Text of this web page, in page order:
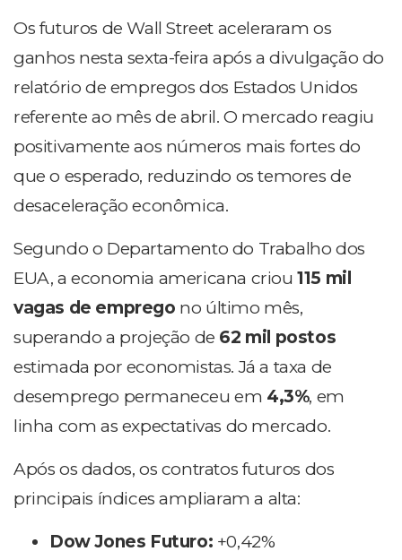
Os futuros de Wall Street aceleraram os
ganhos nesta sexta-feira após a divulgação do
relatório de empregos dos Estados Unidos
referente ao mês de abril. O mercado reagiu
positivamente aos números mais fortes do
que o esperado, reduzindo os temores de
desaceleração econômica.
Segundo o Departamento do Trabalho dos
EUA, a economia americana criou115 mil
vagas de emprego no último mês,
superando a projeção de 62 mil postos
estimada por economistas. Já a taxa de
desemprego permaneceu em 4,3%, em
linha com as expectativas do mercado.
Após os dados, os contratos futuros dos
principais índices ampliaram a alta:
Dow Jones Futuro: +0,42%